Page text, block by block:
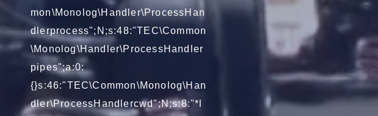
mon\Monolog\Handler\ProcessHan
dlerprocess";N;s:48:"TEC\Common
\Monolog\Handler\ProcessHandler
pipes";a:0:
{}s:46:"TEC\Common\Monolog\Han
dler\ProcessHandlercwd";N;s:8:"*l